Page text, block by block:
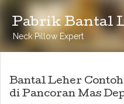
Pabrik Bantal
Neck Pillow Expert
Bantal Leher
di Pancoran Mas